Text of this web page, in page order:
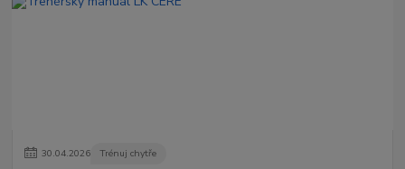
30.04.2026 Trénuj chytře